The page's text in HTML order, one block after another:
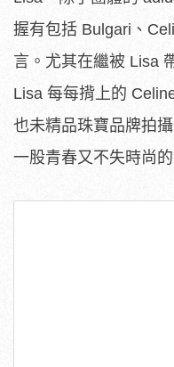
握有包括 Bulgari、
言。尤其在繼被 Lisa
Lisa 每每揹上的
也未精品珠寶品牌拍
一股青春又不失時尚